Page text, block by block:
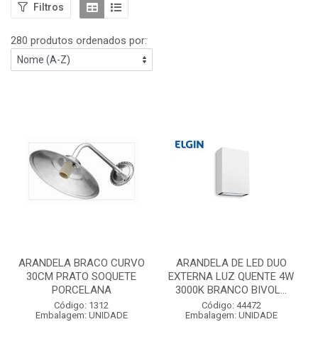
Filtros
280 produtos ordenados por:
ARANDELA BRACO CURVO
30CM PRATO SOQUETE
PORCELANA
Código: 1312
Embalagem: UNIDADE
ARANDELA DE LED DUO
EXTERNA LUZ QUENTE 4W
3000K BRANCO BIVOL...
Código: 44472
Embalagem: UNIDADE